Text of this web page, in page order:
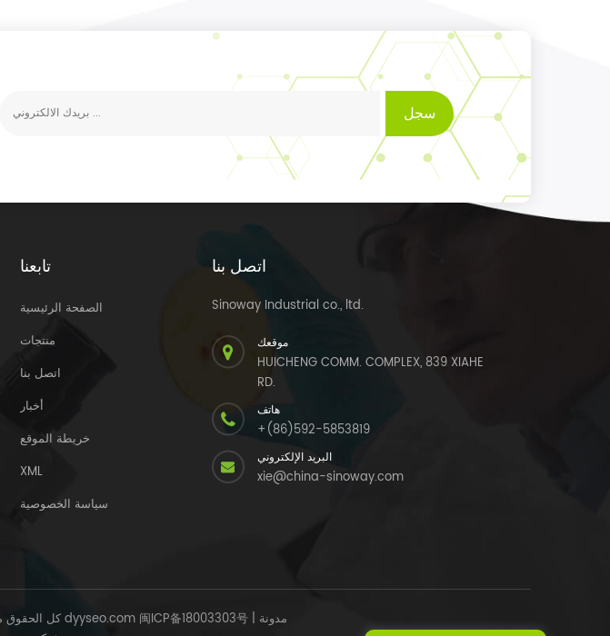
سجل
تابعنا
الصفحة الرئيسية
منتجات
اتصل بنا
أخبار
خريطة الموقع
XML
سياسة الخصوصية
اتصل بنا
Sinoway Industrial co., ltd.
موقعك
HUICHENG COMM. COMPLEX, 839 XIAHE
RD.
هاتف
+(86)592-5853819
البريد الإلكتروني
xie@china-sinoway.com
dyyseo.com 闽ICP备18003303号 | مدونة